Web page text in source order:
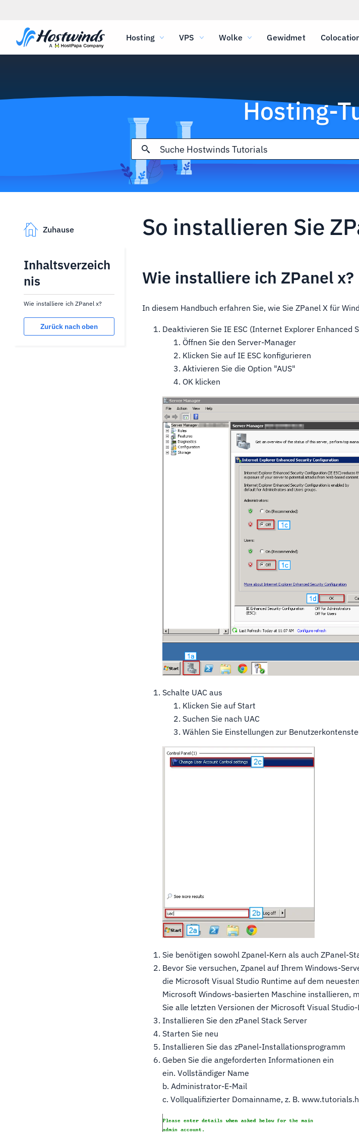
Hosting VPS Wolke Gewidmet
Hosting-
Zuhause
Inhaltsverzeich
nis
Wie installiere ich ZPanel x?
Zurück nach oben
So installieren Sie
Wie installiere ich ZPanel x?
In diesem Handbuch erfahren Sie, wie Sie ZPanel X für
Deaktivieren Sie IE ESC (Internet Explorer Enhanced
Öffnen Sie den Server-Manager
Klicken Sie auf IE ESC konfigurieren
Aktivieren Sie die Option "AUS"
OK klicken
Schalte UAC aus
Klicken Sie auf Start
Suchen Sie nach UAC
Wählen Sie Einstellungen zur
Sie benötigen sowohl Zpanel-Kern als auch ZPanel-
Bevor Sie versuchen, Zpanel auf Ihrem Windows-
die Microsoft Visual Studio Runtime auf dem
Microsoft Windows-basierten Maschine installieren,
Sie alle letzten Versionen der Microsoft Visual
Installieren Sie den zPanel Stack Server
Starten Sie neu
Installieren Sie das zPanel-Installationsprogramm
Geben Sie die angeforderten Informationen ein
ein. Vollständiger Name
b. Administrator-E-Mail
c. Vollqualifizierter Domainname, z. B.